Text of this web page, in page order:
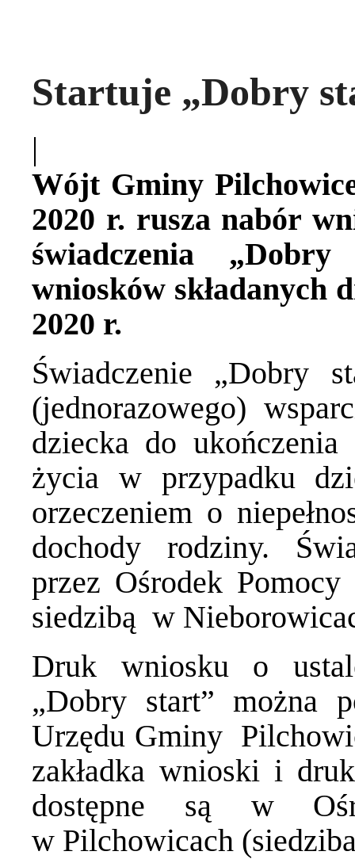
Startuje „Dobry
|
Wójt Gminy
2020 r. rusza nabór
świadczenia
wniosków składanych
2020 r.
Świadczenie „Dobry
(jednorazowego)
dziecka do
życia w przypadku
orzeczeniem o
dochody rodziny.
przez Ośrodek
siedzibą w
Druk wniosku o
„Dobry start” można
Urzędu Gminy
zakładka wnioski i
dostępne są w
w Pilchowicach